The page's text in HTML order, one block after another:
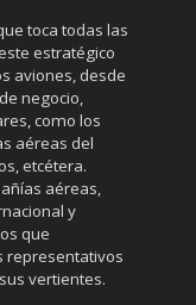
toca todas las
estratégico
aviones, desde
negocio,
como los
aéreas del
etcétera.
aéreas,
y
que
representativos
vertientes.